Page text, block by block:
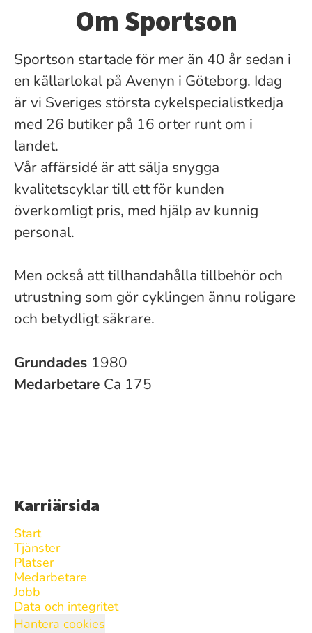
Om Sportson
Sportson startade för mer än 40 år sedan i
en källarlokal på Avenyn i Göteborg. Idag
är vi Sveriges största cykelspecialistkedja
med 26 butiker på 16 orter runt om i
landet.
Vår affärsidé är att sälja snygga
kvalitetscyklar till ett för kunden
överkomligt pris, med hjälp av kunnig
personal.
Men också att tillhandahålla tillbehör och
utrustning som gör cyklingen ännu roligare
och betydligt säkrare.
Grundades 1980
Medarbetare Ca 175
Karriärsida
Start
Tjänster
Platser
Medarbetare
Jobb
Data och integritet
Hantera cookies